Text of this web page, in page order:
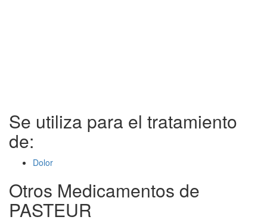
Se utiliza para el tratamiento
de:
Dolor
Otros Medicamentos de
PASTEUR